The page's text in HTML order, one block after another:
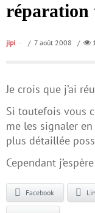
réparation
jipi / 7 août 2008 /
Je crois que j’ai
Si toutefois vous
me les signaler
plus détaillée
Cependant
Facebook